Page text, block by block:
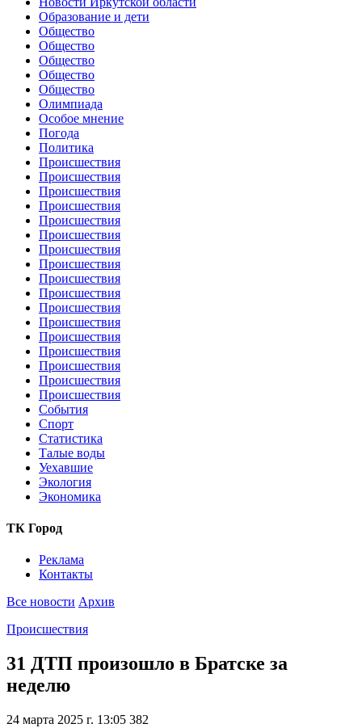
Образование и дети
Общество
Общество
Общество
Общество
Общество
Олимпиада
Особое мнение
Погода
Политика
Происшествия
Происшествия
Происшествия
Происшествия
Происшествия
Происшествия
Происшествия
Происшествия
Происшествия
Происшествия
Происшествия
Происшествия
Происшествия
Происшествия
Происшествия
Происшествия
Происшествия
События
Спорт
Статистика
Талые воды
Уехавшие
Экология
Экономика
ТК Город
Реклама
Контакты
Все новости Архив
Происшествия
31 ДТП произошло в Братске за
неделю
24 марта 2025 г. 13:05 382